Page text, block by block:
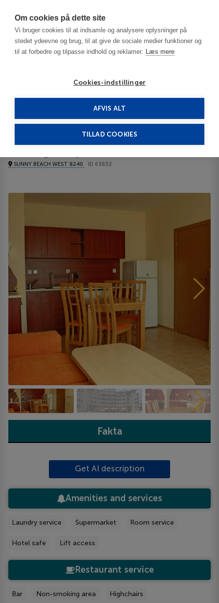
Om cookies på dette site
Vi bruger cookies til at indsamle og analysere oplysninger på
stedet ydeevne og brug, til at give de sociale medier funktioner og
til at forbedre og tilpasse indhold og reklamer. Læs mere
Cookies-indstillinger
AFVIS ALT
TILLAD COOKIES
Burgas / Black Sea Resorts
Prestige city I 3***
SUNNY BEACH WEST 8240 ID 63832
Fakta
Get AI description
Amenities and services
Laundry service Supermarket Room service
Hotel safe Lift access
Restaurant service
Bar Non-smoking area Highchairs